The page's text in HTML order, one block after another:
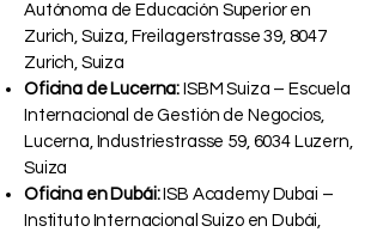
Autónoma de Educación Superior en
Zurich, Suiza, Freilagerstrasse 39, 8047
Zurich, Suiza
Oficina de Lucerna: ISBM Suiza – Escuela
Internacional de Gestión de Negocios,
Lucerna, Industriestrasse 59, 6034 Luzern,
Suiza
Oficina en Dubái:ISB Academy Dubai –
Instituto Internacional Suizo en Dubái,